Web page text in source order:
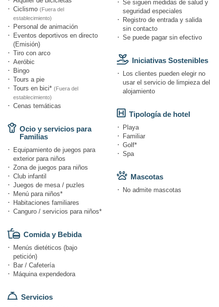
Ciclismo (Fuera del
establecimiento)
Personal de animación
Eventos deportivos en directo
(Emisión)
Tiro con arco
Aeróbic
Bingo
Tours a pie
Tours en bici* (Fuera del
establecimiento)
Cenas temáticas
Ocio y servicios para
Familias
Equipamiento de juegos para
exterior para niños
Zona de juegos para niños
Club infantil
Juegos de mesa / puzles
Menú para niños*
Habitaciones familiares
Canguro / servicios para niños*
Comida y Bebida
Menús dietéticos (bajo
petición)
Bar / Cafetería
Máquina expendedora
Servicios
Se siguen medidas de salud y
seguridad especiales
Registro de entrada y salida
sin contacto
Se puede pagar sin efectivo
Iniciativas Sostenibles
Los clientes pueden elegir no
usar el servicio de limpieza del
alojamiento
Tipología de hotel
Playa
Familiar
Golf*
Spa
Mascotas
No admite mascotas